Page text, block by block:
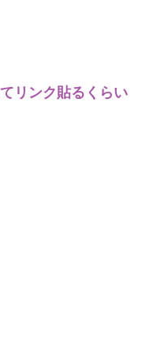
リンク貼るくらい